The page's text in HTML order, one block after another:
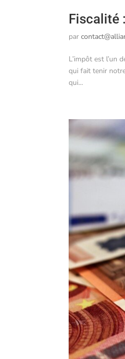
Fiscalité
par
L’impôt est l’un
qui fait tenir
qui...